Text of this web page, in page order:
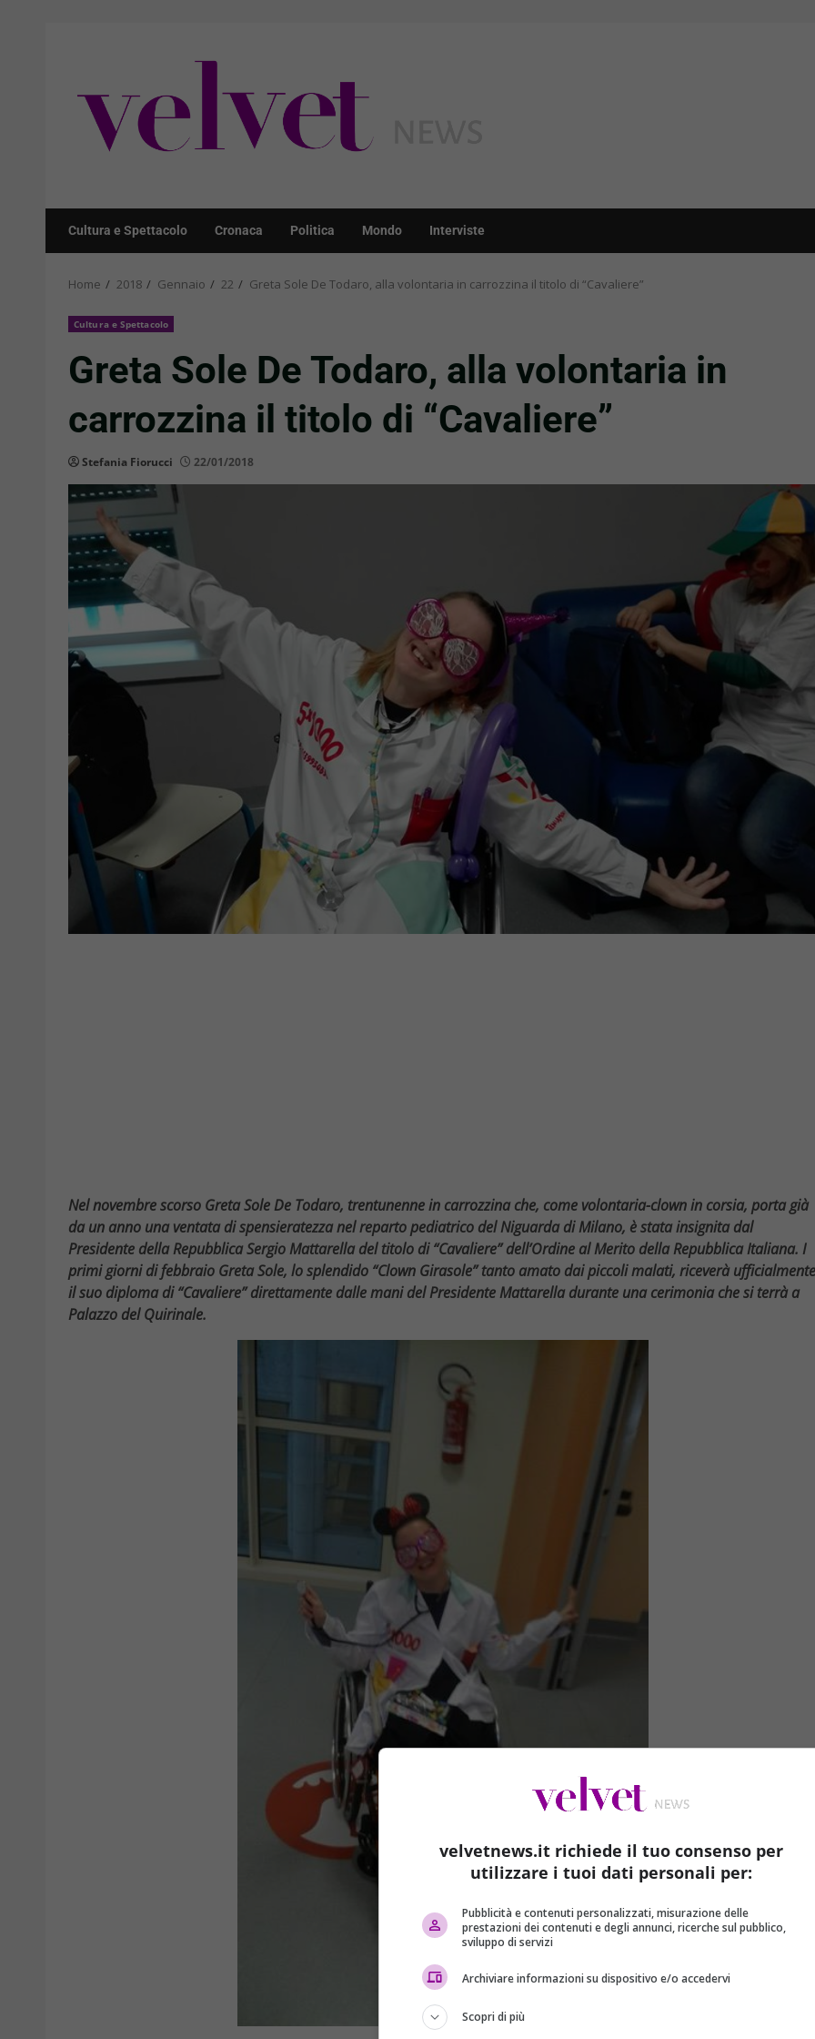
Cultura e Spettacolo Cronaca Politica Mondo Interviste
Home 2018 Gennaio 22 Greta Sole De Todaro, alla volontaria in carrozzina il titolo di “Cavaliere”
Cultura e Spettacolo
Greta Sole De Todaro, alla volontaria in
carrozzina il titolo di “Cavaliere”
Stefania Fiorucci 22/01/2018
Nel novembre scorso Greta Sole De Todaro, trentunenne in carrozzina che, come volontaria-clown in corsia, porta già
da un anno una ventata di spensieratezza nel reparto pediatrico del Niguarda di Milano, è stata insignita dal
Presidente della Repubblica Sergio Mattarella del titolo di “Cavaliere” dell’Ordine al Merito della Repubblica Italiana. I
primi giorni di febbraio Greta Sole, lo splendido “Clown Girasole” tanto amato dai piccoli malati, riceverà ufficialmente
il suo diploma di “Cavaliere” direttamente dalle mani del Presidente Mattarella durante una cerimonia che si terrà a
Palazzo del Quirinale.
velvetnews.it richiede il tuo consenso per
utilizzare i tuoi dati personali per:
Pubblicità e contenuti personalizzati, misurazione delle
prestazioni dei contenuti e degli annunci, ricerche sul pubblico,
sviluppo di servizi
Archiviare informazioni su dispositivo e/o accedervi
Scopri di più